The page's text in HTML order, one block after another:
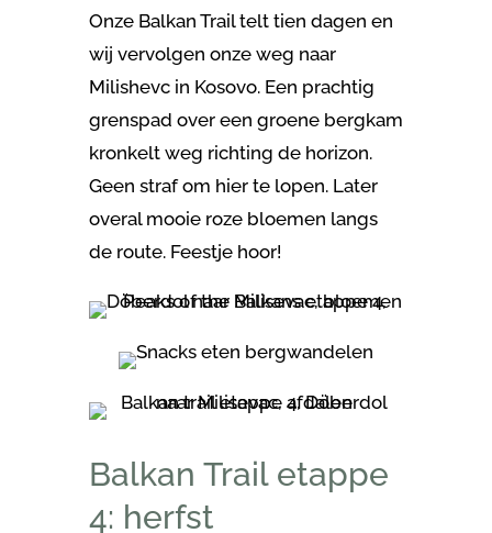
Onze Balkan Trail telt tien dagen en
wij vervolgen onze weg naar
Milishevc in Kosovo. Een prachtig
grenspad over een groene bergkam
kronkelt weg richting de horizon.
Geen straf om hier te lopen. Later
overal mooie roze bloemen langs
de route. Feestje hoor!
Balkan Trail etappe
4: herfst